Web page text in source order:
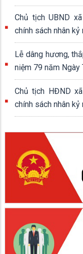
Chủ tịch UBND
chính sách nhân
Lễ dâng hương,
niệm 79 năm
Chủ tịch HĐND
chính sách nhân